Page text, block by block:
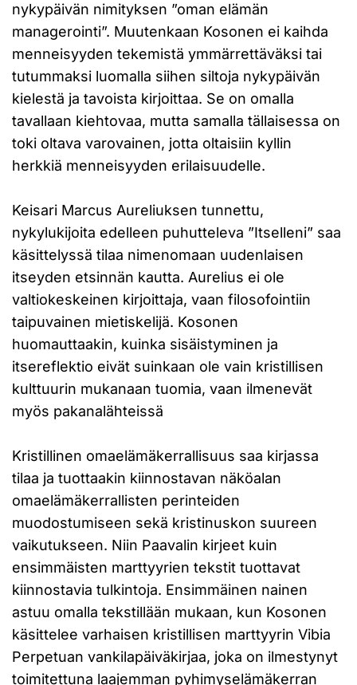
nykypäivän nimityksen ”oman elämän
managerointi”. Muutenkaan Kosonen ei kaihda
menneisyyden tekemistä ymmärrettäväksi tai
tutummaksi luomalla siihen siltoja nykypäivän
kielestä ja tavoista kirjoittaa. Se on omalla
tavallaan kiehtovaa, mutta samalla tällaisessa on
toki oltava varovainen, jotta oltaisiin kyllin
herkkiä menneisyyden erilaisuudelle.
Keisari Marcus Aureliuksen tunnettu,
nykylukijoita edelleen puhutteleva ”Itselleni” saa
käsittelyssä tilaa nimenomaan uudenlaisen
itseyden etsinnän kautta. Aurelius ei ole
valtiokeskeinen kirjoittaja, vaan filosofointiin
taipuvainen mietiskelijä. Kosonen
huomauttaakin, kuinka sisäistyminen ja
itsereflektio eivät suinkaan ole vain kristillisen
kulttuurin mukanaan tuomia, vaan ilmenevät
myös pakanalähteissä
Kristillinen omaelämäkerrallisuus saa kirjassa
tilaa ja tuottaakin kiinnostavan näköalan
omaelämäkerrallisten perinteiden
muodostumiseen sekä kristinuskon suureen
vaikutukseen. Niin Paavalin kirjeet kuin
ensimmäisten marttyyrien tekstit tuottavat
kiinnostavia tulkintoja. Ensimmäinen nainen
astuu omalla tekstillään mukaan, kun Kosonen
käsittelee varhaisen kristillisen marttyyrin Vibia
Perpetuan vankilapäiväkirjaa, joka on ilmestynyt
toimitettuna laajemman pyhimyselämäkerran